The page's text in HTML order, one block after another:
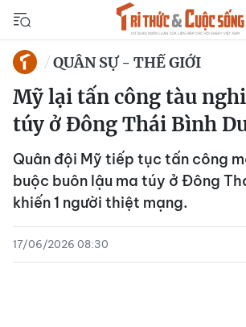
QUÂN SỰ - THẾ GIỚI
Mỹ lại tấn công tàu
túy ở Đông Thái Bình
Quân đội Mỹ tiếp tục tấn công
buộc buôn lậu ma túy ở Đông
khiến 1 người thiệt mạng.
17/06/2026 08:30